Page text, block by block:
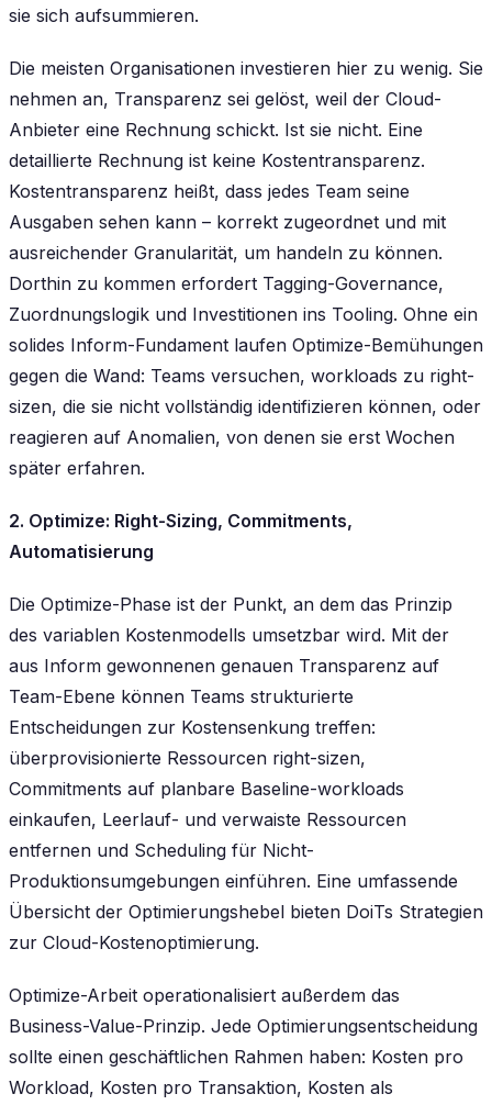
sie sich aufsummieren.
Die meisten Organisationen investieren hier zu wenig. Sie
nehmen an, Transparenz sei gelöst, weil der Cloud-
Anbieter eine Rechnung schickt. Ist sie nicht. Eine
detaillierte Rechnung ist keine Kostentransparenz.
Kostentransparenz heißt, dass jedes Team seine
Ausgaben sehen kann – korrekt zugeordnet und mit
ausreichender Granularität, um handeln zu können.
Dorthin zu kommen erfordert Tagging-Governance,
Zuordnungslogik und Investitionen ins Tooling. Ohne ein
solides Inform-Fundament laufen Optimize-Bemühungen
gegen die Wand: Teams versuchen, workloads zu right-
sizen, die sie nicht vollständig identifizieren können, oder
reagieren auf Anomalien, von denen sie erst Wochen
später erfahren.
2. Optimize: Right-Sizing, Commitments,
Automatisierung
Die Optimize-Phase ist der Punkt, an dem das Prinzip
des variablen Kostenmodells umsetzbar wird. Mit der
aus Inform gewonnenen genauen Transparenz auf
Team-Ebene können Teams strukturierte
Entscheidungen zur Kostensenkung treffen:
überprovisionierte Ressourcen right-sizen,
Commitments auf planbare Baseline-workloads
einkaufen, Leerlauf- und verwaiste Ressourcen
entfernen und Scheduling für Nicht-
Produktionsumgebungen einführen. Eine umfassende
Übersicht der Optimierungshebel bieten DoiTs Strategien
zur Cloud-Kostenoptimierung.
Optimize-Arbeit operationalisiert außerdem das
Business-Value-Prinzip. Jede Optimierungsentscheidung
sollte einen geschäftlichen Rahmen haben: Kosten pro
Workload, Kosten pro Transaktion, Kosten als